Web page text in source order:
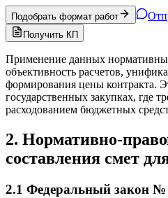
Подобрать формат работ
Получить КП
Применение данных
объективность расчетов,
формирования цены контракта.
государственных закупках, где
расходованием бюджетных
2. Нормативно-
составления смет
2.1 Федеральный закон №